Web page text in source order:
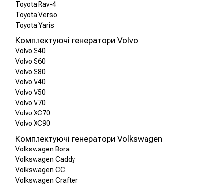
Toyota Rav-4
Toyota Verso
Toyota Yaris
Комплектуючі генератори Volvo
Volvo S40
Volvo S60
Volvo S80
Volvo V40
Volvo V50
Volvo V70
Volvo XC70
Volvo XC90
Комплектуючі генератори Volkswagen
Volkswagen Bora
Volkswagen Caddy
Volkswagen CC
Volkswagen Crafter